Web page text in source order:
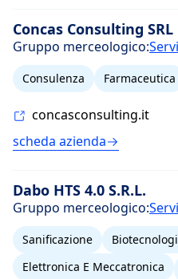
Concas Consulting SRL
Gruppo merceologico:
Consulenza Farmaceutica
concasconsulting.it
scheda azienda
Dabo HTS 4.0 S.R.L.
Gruppo merceologico:
Sanificazione
Elettronica E Meccatronica